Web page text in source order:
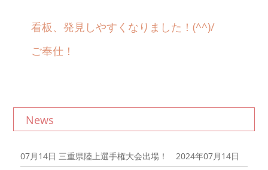
看板、発見しやすくなりました！(^^)/
ご奉仕！
News
07月14日 三重県陸上選手権大会出場！ 2024年07月14日